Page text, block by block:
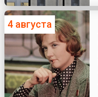
4 августа